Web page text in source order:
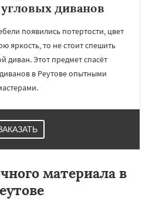
диванов
появились потертости, цвет
яркость, то не стоит спешить
диван. Этот предмет спасёт
в Реутове опытными
материала в